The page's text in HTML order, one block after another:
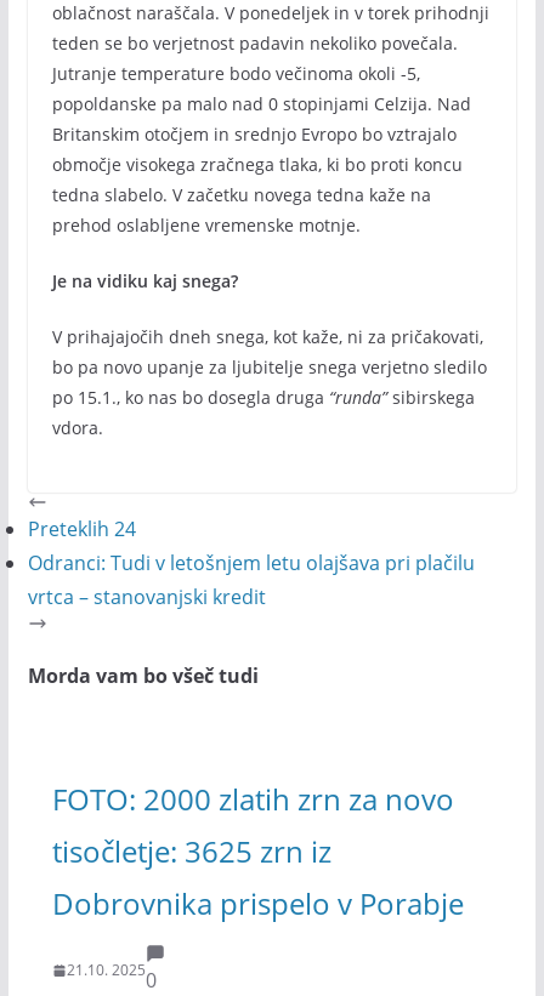
oblačnost naraščala. V ponedeljek in v torek prihodnji
teden se bo verjetnost padavin nekoliko povečala.
Jutranje temperature bodo večinoma okoli -5,
popoldanske pa malo nad 0 stopinjami Celzija. Nad
Britanskim otočjem in srednjo Evropo bo vztrajalo
območje visokega zračnega tlaka, ki bo proti koncu
tedna slabelo. V začetku novega tedna kaže na
prehod oslabljene vremenske motnje.
Je na vidiku kaj snega?
V prihajajočih dneh snega, kot kaže, ni za pričakovati,
bo pa novo upanje za ljubitelje snega verjetno sledilo
po 15.1., ko nas bo dosegla druga “runda”sibirskega
vdora.
Preteklih 24
Odranci: Tudi v letošnjem letu olajšava pri plačilu
vrtca – stanovanjski kredit
Morda vam bo všeč tudi
FOTO: 2000 zlatih zrn za novo
tisočletje: 3625 zrn iz
Dobrovnika prispelo v Porabje
21.10. 20250